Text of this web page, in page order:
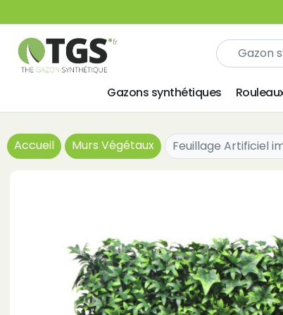
Gazons synthétiques
Accueil Murs Végétaux Feuillage Artificiel